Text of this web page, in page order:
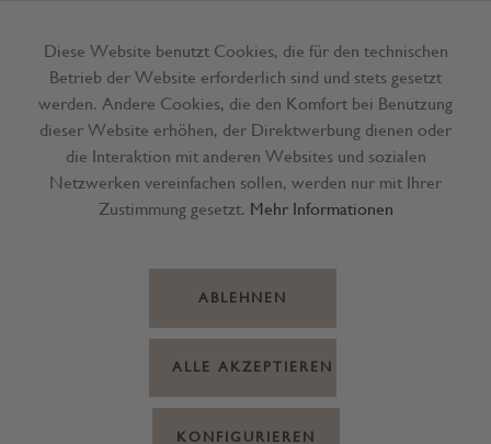
Menü
Diese Website benutzt Cookies, die für den technischen
Betrieb der Website erforderlich sind und stets gesetzt
werden. Andere Cookies, die den Komfort bei Benutzung
dieser Website erhöhen, der Direktwerbung dienen oder
die Interaktion mit anderen Websites und sozialen
Netzwerken vereinfachen sollen, werden nur mit Ihrer
Zustimmung gesetzt. Mehr Informationen
ABLEHNEN
ALLE AKZEPTIEREN
KONFIGURIEREN